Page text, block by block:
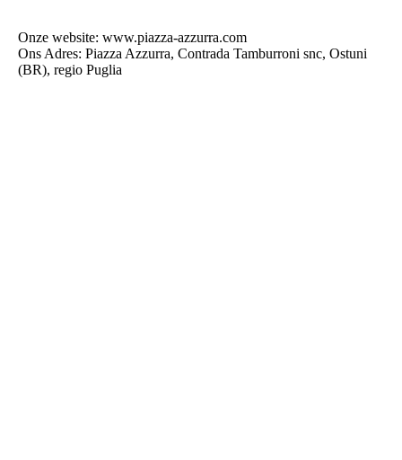
Onze website: www.piazza-azzurra.com
Ons Adres: Piazza Azzurra, Contrada Tamburroni snc, Ostuni
(BR), regio Puglia